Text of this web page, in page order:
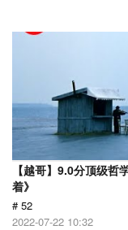
【越哥】9.0分顶级
着》
# 52
2022-07-22 10:32